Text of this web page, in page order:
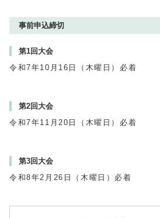
事前申込締切
第1回大会
令和7年10月16日（木曜日）必着
第2回大会
令和7年11月20日（木曜日）必着
第3回大会
令和8年2月26日（木曜日）必着